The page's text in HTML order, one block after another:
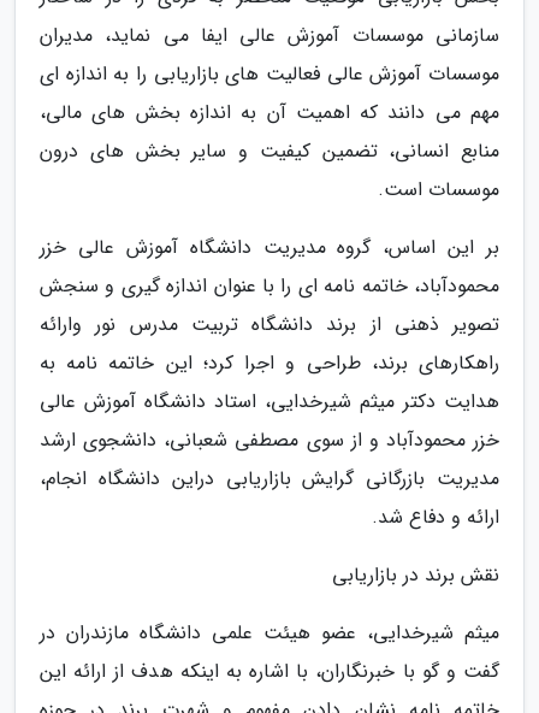
سازمانی موسسات آموزش عالی ایفا می نماید، مدیران
موسسات آموزش عالی فعالیت های بازاریابی را به اندازه ای
مهم می دانند که اهمیت آن به اندازه بخش های مالی،
منابع انسانی، تضمین کیفیت و سایر بخش های درون
موسسات است.
بر این اساس، گروه مدیریت دانشگاه آموزش عالی خزر
محمودآباد، خاتمه نامه ای را با عنوان اندازه گیری و سنجش
تصویر ذهنی از برند دانشگاه تربیت مدرس نور وارائه
راهکارهای برند، طراحی و اجرا کرد؛ این خاتمه نامه به
هدایت دکتر میثم شیرخدایی، استاد دانشگاه آموزش عالی
خزر محمودآباد و از سوی مصطفی شعبانی، دانشجوی ارشد
مدیریت بازرگانی گرایش بازاریابی دراین دانشگاه انجام،
ارائه و دفاع شد.
نقش برند در بازاریابی
میثم شیرخدایی، عضو هیئت علمی دانشگاه مازندران در
گفت و گو با خبرنگاران، با اشاره به اینکه هدف از ارائه این